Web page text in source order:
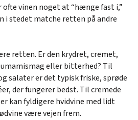
vinen noget at “hænge fast i,”
i stedet matche retten på andre
retten. Er den krydret, cremet,
eller bitterhed? Til
salater er det typisk friske, sprøde
der fungerer bedst. Til cremede
kan fyldigere hvidvine med lidt
være vejen frem.